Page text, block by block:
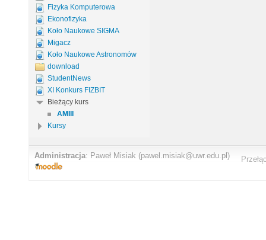
Fizyka Komputerowa
Ekonofizyka
Koło Naukowe SIGMA
Migacz
Koło Naukowe Astronomów
download
StudentNews
XI Konkurs FIZBIT
Bieżący kurs
AMIII
Kursy
Administracja: Paweł Misiak (pawel.misiak@uwr.edu.pl)